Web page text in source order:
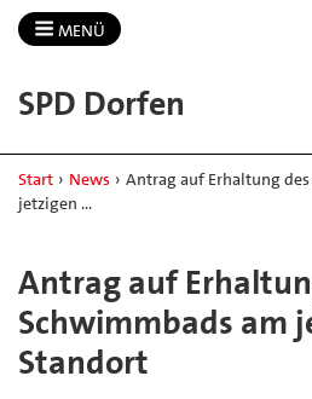
MENÜ
SPD Dorfen
Start › News › Antrag auf Erhaltung
jetzigen …
Antrag auf
Schwimmbads am
Standort